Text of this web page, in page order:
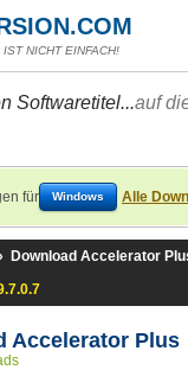
IST NICHT EINFACH!
Softwaretitel...auf
für Windows Alle
Download Accelerator
Accelerator Plus